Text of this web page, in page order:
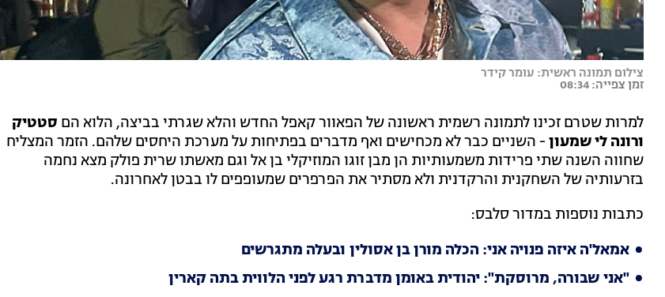
צילום תמונה ראשית: עומר קידר
זמן צפייה: 08:34
למרות שטרם זכינו לתמונה רשמית ראשונה של הפאוור קאפל החדש והלא שגרתי בביצה, הלוא הם סטטיק
ורונה לי שמעון - השניים כבר לא מכחישים ואף מדברים בפתיחות על מערכת היחסים שלהם. הזמר המצליח
שחווה השנה שתי פרידות משמעותיות הן מבן זוגו המוזיקלי בן אל וגם מאשתו שרית פולק מצא נחמה
בזרעותיה של השחקנית והרקדנית ולא מסתיר את הפרפרים שמעופפים לו בבטן לאחרונה.
כתבות נוספות במדור סלבס:
אמאל'ה איזה פנויה אני: הכלה מורן בן אסולין ובעלה מתגרשים
"אני שבורה, מרוסקת": יהודית באומן מדברת רגע לפני הלווית בתה קארין